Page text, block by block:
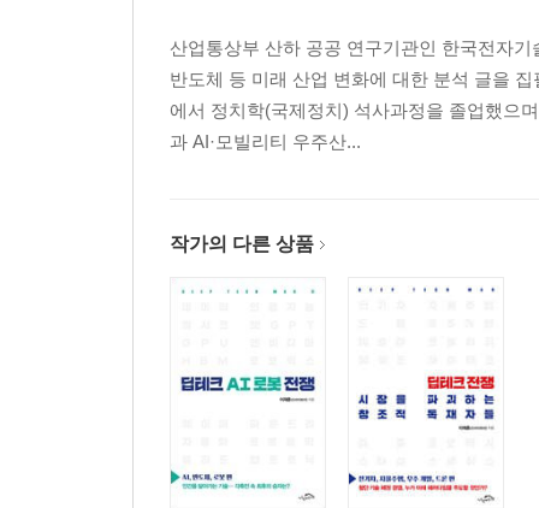
산업통상부 산하 공공 연구기관인 한국전자
반도체 등 미래 산업 변화에 대한 분석 글을
에서 정치학(국제정치) 석사과정을 졸업했으
과 AI·모빌리티 우주산...
작가의 다른 상품